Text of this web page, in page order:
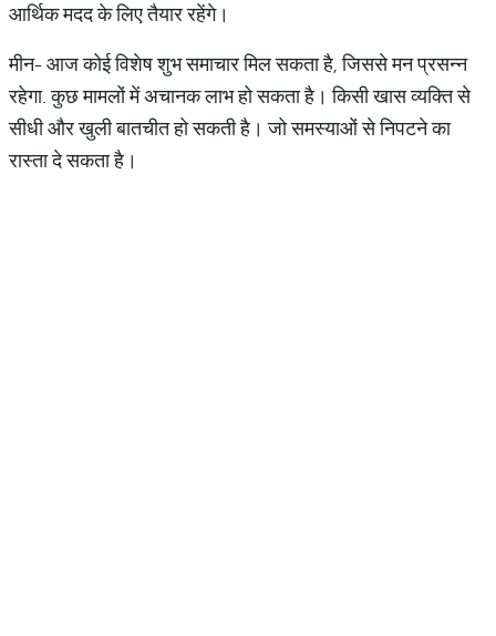
आर्थिक मदद के लिए तैयार रहेंगे।
मीन- आज कोई विशेष शुभ समाचार मिल सकता है, जिससे मन प्रसन्न
रहेगा. कुछ मामलों में अचानक लाभ हो सकता है। किसी खास व्यक्ति से
सीधी और खुली बातचीत हो सकती है। जो समस्याओं से निपटने का
रास्ता दे सकता है।